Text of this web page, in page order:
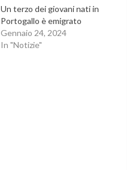
Un terzo dei giovani nati in
Portogallo è emigrato
Gennaio 24, 2024
In "Notizie"